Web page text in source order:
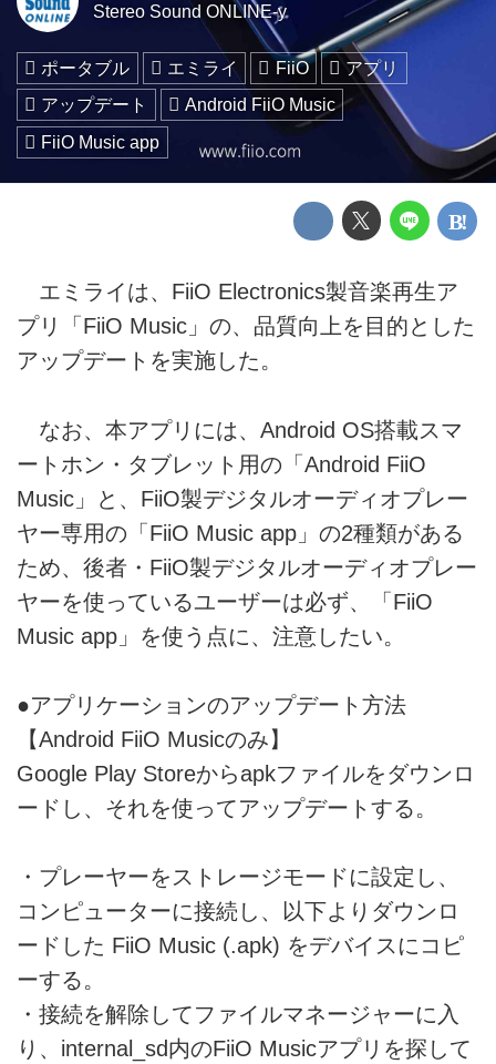
Stereo Sound ONLINE-y
ポータブル エミライ FiiO
アプリ
アップデート
Android FiiO Music
FiiO Music app
エミライは、FiiO Electronics製音楽再生ア
プリ「FiiO Music」の、品質向上を目的とした
アップデートを実施した。
なお、本アプリには、Android OS搭載スマ
ートホン・タブレット用の「Android FiiO
Music」と、FiiO製デジタルオーディオプレー
ヤー専用の「FiiO Music app」の2種類がある
ため、後者・FiiO製デジタルオーディオプレー
ヤーを使っているユーザーは必ず、「FiiO
Music app」を使う点に、注意したい。
●アプリケーションのアップデート方法
【Android FiiO Musicのみ】
Google Play Storeからapkファイルをダウンロ
ードし、それを使ってアップデートする。
・プレーヤーをストレージモードに設定し、
コンピューターに接続し、以下よりダウンロ
ードした FiiO Music (.apk) をデバイスにコピ
ーする。
・接続を解除してファイルマネージャーに入
り、internal_sd内のFiiO Musicアプリを探して